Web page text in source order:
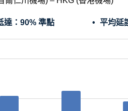
達： 90% 準點 平均延